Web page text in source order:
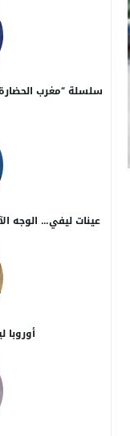
سلسلة “مغرب
عينات ليفي… الوجه